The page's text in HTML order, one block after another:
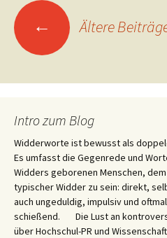
← Ältere
Intro zum Blog
Widderworte ist bewusst als
Es umfasst die Gegenrede und
Widders geborenen Menschen,
typischer Widder zu sein: direkt,
auch ungeduldig, impulsiv und
schießend. Die Lust an
über Hochschul-PR und